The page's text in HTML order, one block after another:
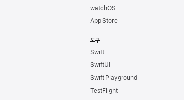
watchOS
App Store
도구
Swift
SwiftUI
Swift Playground
TestFlight